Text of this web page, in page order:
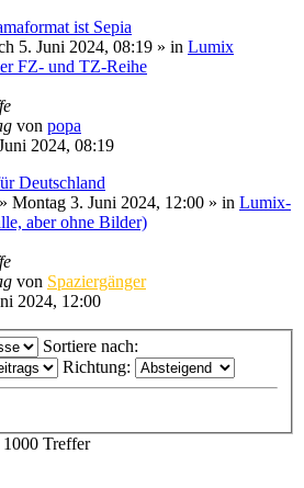
ist Sepia
5. Juni 2024, 08:19 » in Lumix
FZ- und TZ-Reihe
von popa
2024, 08:19
Deutschland
Montag 3. Juni 2024, 12:00 » in Lumix-
aber ohne Bilder)
von Spaziergänger
2024, 12:00
Sortiere nach:
Richtung:
1000 Treffer